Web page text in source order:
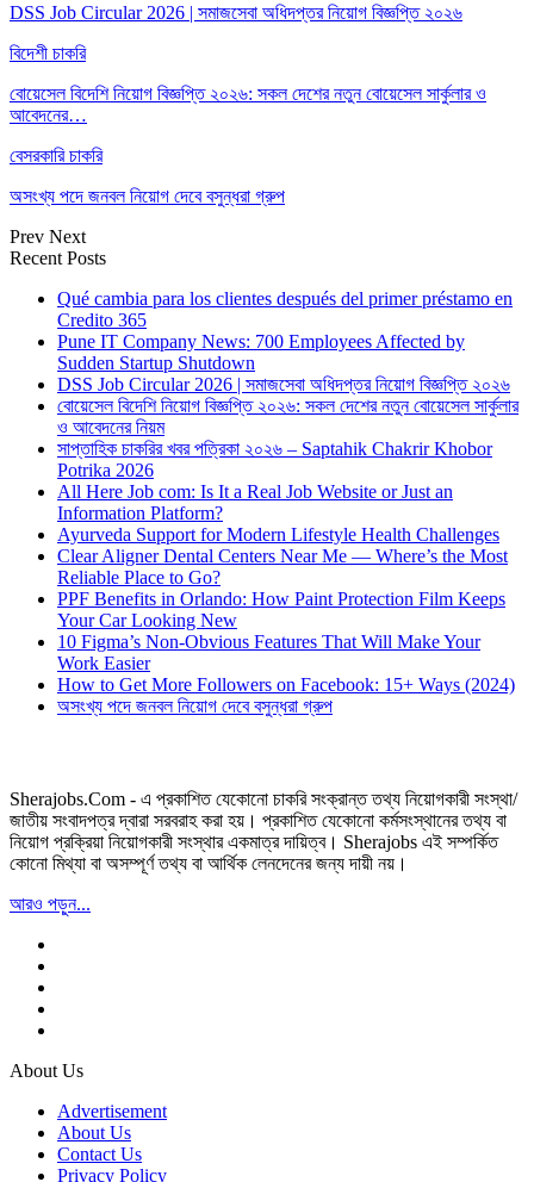
DSS Job Circular 2026 | সমাজসেবা অধিদপ্তর নিয়োগ বিজ্ঞপ্তি ২০২৬
বিদেশী চাকরি
বোয়েসেল বিদেশি নিয়োগ বিজ্ঞপ্তি ২০২৬: সকল দেশের নতুন বোয়েসেল সার্কুলার ও
আবেদনের…
বেসরকারি চাকরি
অসংখ্য পদে জনবল নিয়োগ দেবে বসুন্ধরা গ্রুপ
Prev Next
Recent Posts
Qué cambia para los clientes después del primer préstamo en
Credito 365
Pune IT Company News: 700 Employees Affected by
Sudden Startup Shutdown
DSS Job Circular 2026 | সমাজসেবা অধিদপ্তর নিয়োগ বিজ্ঞপ্তি ২০২৬
বোয়েসেল বিদেশি নিয়োগ বিজ্ঞপ্তি ২০২৬: সকল দেশের নতুন বোয়েসেল সার্কুলার
ও আবেদনের নিয়ম
সাপ্তাহিক চাকরির খবর পত্রিকা ২০২৬ – Saptahik Chakrir Khobor
Potrika 2026
All Here Job com: Is It a Real Job Website or Just an
Information Platform?
Ayurveda Support for Modern Lifestyle Health Challenges
Clear Aligner Dental Centers Near Me — Where’s the Most
Reliable Place to Go?
PPF Benefits in Orlando: How Paint Protection Film Keeps
Your Car Looking New
10 Figma’s Non-Obvious Features That Will Make Your
Work Easier
How to Get More Followers on Facebook: 15+ Ways (2024)
অসংখ্য পদে জনবল নিয়োগ দেবে বসুন্ধরা গ্রুপ
Sherajobs.Com - এ প্রকাশিত যেকোনো চাকরি সংক্রান্ত তথ্য নিয়োগকারী সংস্থা/
জাতীয় সংবাদপত্র দ্বারা সরবরাহ করা হয়। প্রকাশিত যেকোনো কর্মসংস্থানের তথ্য বা
নিয়োগ প্রক্রিয়া নিয়োগকারী সংস্থার একমাত্র দায়িত্ব। Sherajobs এই সম্পর্কিত
কোনো মিথ্যা বা অসম্পূর্ণ তথ্য বা আর্থিক লেনদেনের জন্য দায়ী নয়।
আরও পড়ুন...
About Us
Advertisement
About Us
Contact Us
Privacy Policy